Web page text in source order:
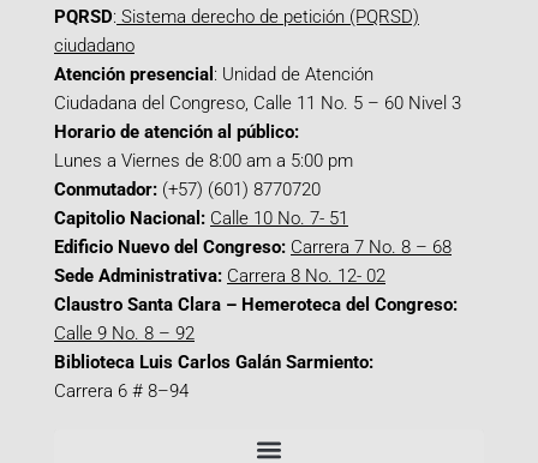
PQRSD: Sistema derecho de petición (PQRSD)
ciudadano
Atención presencial : Unidad de Atención
Ciudadana del Congreso, Calle 11 No. 5 – 60 Nivel 3
Horario de atención al público:
Lunes a Viernes de 8:00 am a 5:00 pm
Conmutador: (+57) (601) 8770720
Capitolio Nacional: Calle 10 No. 7- 51
Edificio Nuevo del Congreso: Carrera 7 No. 8 – 68
Sede Administrativa: Carrera 8 No. 12- 02
Claustro Santa Clara – Hemeroteca del Congreso:
Calle 9 No. 8 – 92
Biblioteca Luis Carlos Galán Sarmiento:
Carrera 6 # 8–94